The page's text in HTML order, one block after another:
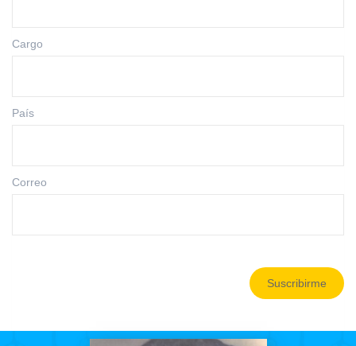
Cargo
País
Correo
Suscribirme